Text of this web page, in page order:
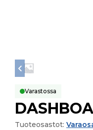
Varastossa
Tuoteosastot: